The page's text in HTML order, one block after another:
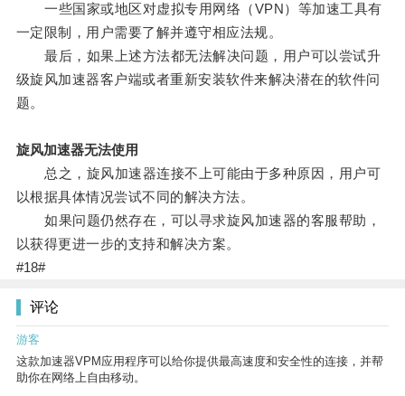
一些国家或地区对虚拟专用网络（VPN）等加速工具有
一定限制，用户需要了解并遵守相应法规。
最后，如果上述方法都无法解决问题，用户可以尝试升
级旋风加速器客户端或者重新安装软件来解决潜在的软件问
题。
旋风加速器无法使用
总之，旋风加速器连接不上可能由于多种原因，用户可
以根据具体情况尝试不同的解决方法。
如果问题仍然存在，可以寻求旋风加速器的客服帮助，
以获得更进一步的支持和解决方案。
#18#
评论
游客
这款加速器VPM应用程序可以给你提供最高速度和安全性的连接，并帮
助你在网络上自由移动。